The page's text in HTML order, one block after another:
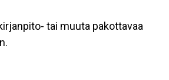
tai muuta pakottavaa